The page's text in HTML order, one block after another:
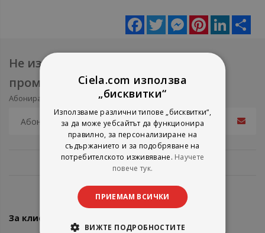
Facebook
Twitter MessengerPinterestLinkedIn
Не изпускайте нови продукти и
промоции
Абонирайте се за нашия e-mail бюлетин
За клиенти
Ciela.com използва
„бисквитки“
Използваме различни типове „бисквитки“,
за да може уебсайтът да функционира
правилно, за персонализиране на
съдържанието и за подобряване на
потребителското изживяване. Научете
повече тук.
ПРИЕМАМ ВСИЧКИ
ВИЖТЕ ПОДРОБНОСТИТЕ